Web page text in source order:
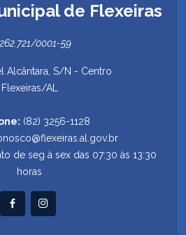
de Flexeiras
0001-59
Alcântara, S/N - Centro
Flexeiras/AL
(82) 3256-1128
de seg à sex das 07:30 às 13:30
horas